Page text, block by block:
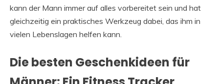
kann der Mann immer auf alles vorbereitet sein und hat
gleichzeitig ein praktisches Werkzeug dabei, das ihm in
vielen Lebenslagen helfen kann.
Die besten Geschenkideen für